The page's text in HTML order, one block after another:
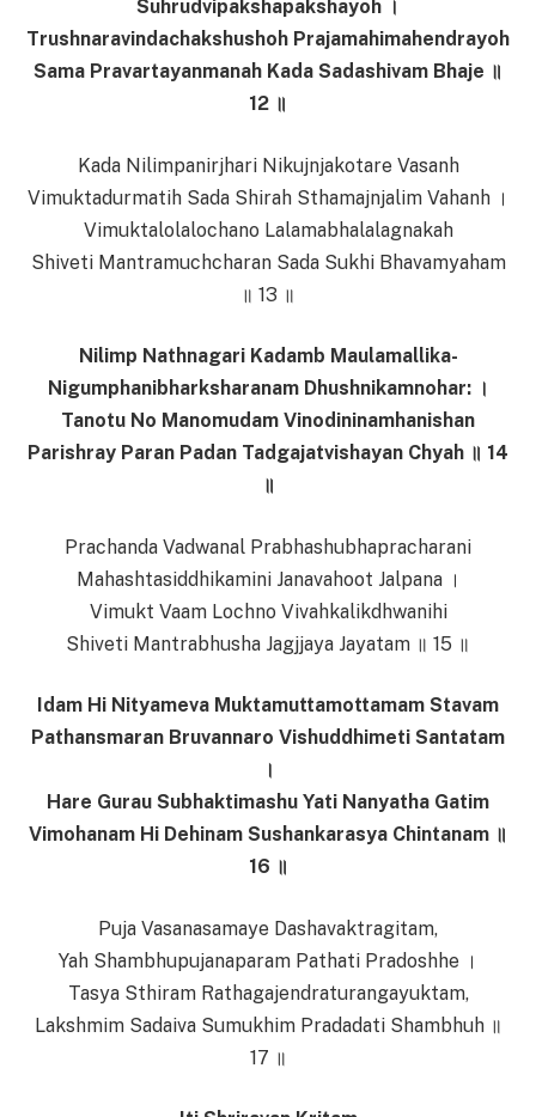
Suhrudvipakshapakshayoh ।
Trushnaravindachakshushoh Prajamahimahendrayoh
Sama Pravartayanmanah Kada Sadashivam Bhaje ॥
12 ॥
Kada Nilimpanirjhari Nikujnjakotare Vasanh
Vimuktadurmatih Sada Shirah Sthamajnjalim Vahanh ।
Vimuktalolalochano Lalamabhalalagnakah
Shiveti Mantramuchcharan Sada Sukhi Bhavamyaham
॥ 13 ॥
Nilimp Nathnagari Kadamb Maulamallika-
Nigumphanibharksharanam Dhushnikamnohar: ।
Tanotu No Manomudam Vinodininamhanishan
Parishray Paran Padan Tadgajatvishayan Chyah ॥ 14
॥
Prachanda Vadwanal Prabhashubhapracharani
Mahashtasiddhikamini Janavahoot Jalpana ।
Vimukt Vaam Lochno Vivahkalikdhwanihi
Shiveti Mantrabhusha Jagjjaya Jayatam ॥ 15 ॥
Idam Hi Nityameva Muktamuttamottamam Stavam
Pathansmaran Bruvannaro Vishuddhimeti Santatam
।
Hare Gurau Subhaktimashu Yati Nanyatha Gatim
Vimohanam Hi Dehinam Sushankarasya Chintanam ॥
16 ॥
Puja Vasanasamaye Dashavaktragitam,
Yah Shambhupujanaparam Pathati Pradoshhe ।
Tasya Sthiram Rathagajendraturangayuktam,
Lakshmim Sadaiva Sumukhim Pradadati Shambhuh ॥
17 ॥